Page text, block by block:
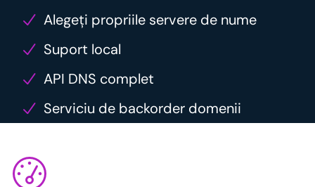
Alegeți propriile servere de nume
Suport local
API DNS complet
Serviciu de backorder domenii